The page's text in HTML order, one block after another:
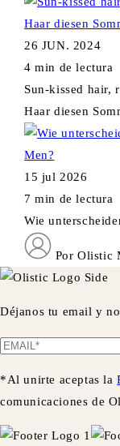
26 JUN. 2024
4 min de lectura
Sun-kissed hair,
Haar diesen
15 jul 2026
7 min de lectura
Wie
Por Olistic
Déjanos tu email y
*Al unirte aceptas la
comunicaciones de